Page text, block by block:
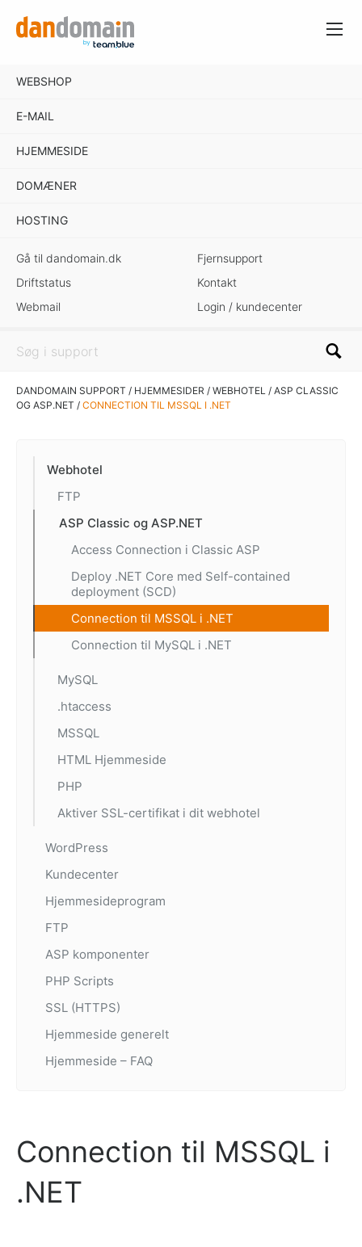
WEBSHOP
E-MAIL
HJEMMESIDE
DOMÆNER
HOSTING
Gå til dandomain.dk
Fjernsupport
Driftstatus
Kontakt
Webmail
Login / kundecenter
DANDOMAIN SUPPORT / HJEMMESIDER / WEBHOTEL / ASP CLASSIC
OG ASP.NET / CONNECTION TIL MSSQL I .NET
Webhotel
FTP
ASP Classic og ASP.NET
Access Connection i Classic ASP
Deploy .NET Core med Self-contained
deployment (SCD)
Connection til MSSQL i .NET
Connection til MySQL i .NET
MySQL
.htaccess
MSSQL
HTML Hjemmeside
PHP
Aktiver SSL-certifikat i dit webhotel
WordPress
Kundecenter
Hjemmesideprogram
FTP
ASP komponenter
PHP Scripts
SSL (HTTPS)
Hjemmeside generelt
Hjemmeside – FAQ
Connection til MSSQL i
.NET